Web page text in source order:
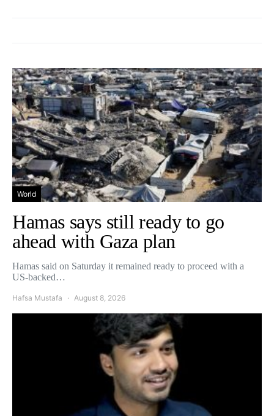
World
Hamas says still ready to go
ahead with Gaza plan
Hamas said on Saturday it remained ready to proceed with a
US-backed…
Hafsa Mustafa August 8, 2026